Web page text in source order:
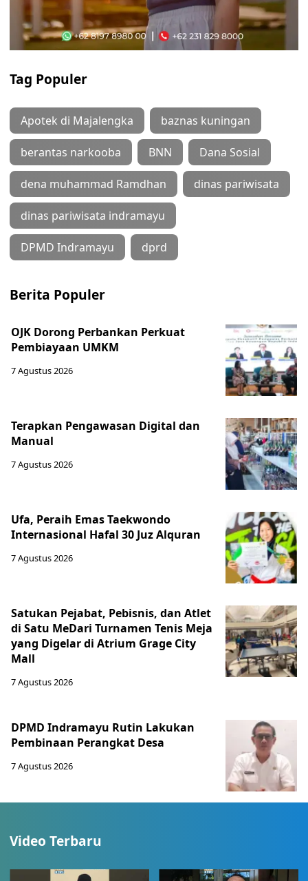
Tag Populer
Apotek di Majalengka baznas kuningan
berantas narkooba BNN Dana Sosial
dena muhammad Ramdhan dinas pariwisata
dinas pariwisata indramayu
DPMD Indramayu dprd
Berita Populer
OJK Dorong Perbankan Perkuat
Pembiayaan UMKM
7 Agustus 2026
Terapkan Pengawasan Digital dan
Manual
7 Agustus 2026
Ufa, Peraih Emas Taekwondo
Internasional Hafal 30 Juz Alquran
7 Agustus 2026
Satukan Pejabat, Pebisnis, dan Atlet
di Satu MeDari Turnamen Tenis Meja
yang Digelar di Atrium Grage City
Mall
7 Agustus 2026
DPMD Indramayu Rutin Lakukan
Pembinaan Perangkat Desa
7 Agustus 2026
Video Terbaru